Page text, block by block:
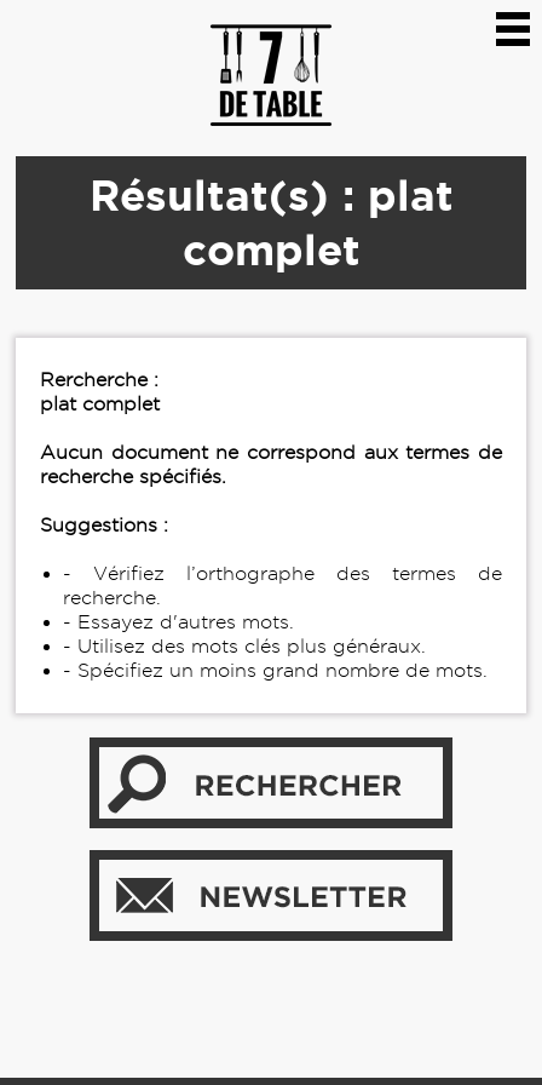
Résultat(s) : plat
complet
Rercherche :
plat complet
Aucun document ne correspond aux termes de
recherche spécifiés.
Suggestions :
- Vérifiez l’orthographe des termes de
recherche.
- Essayez d'autres mots.
- Utilisez des mots clés plus généraux.
- Spécifiez un moins grand nombre de mots.